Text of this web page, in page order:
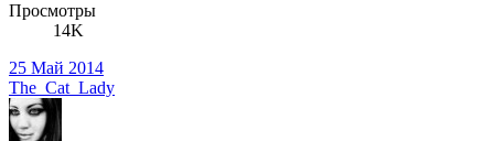
Просмотры
14K
25 Май 2014
The_Cat_Lady